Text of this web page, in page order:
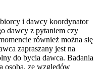
i dawcy koordynator
dawcy z pytaniem czy
również można się
zapraszany jest na
do bycia dawca. Badania
osoba, ze względów